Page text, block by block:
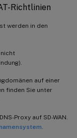
Richtlinien
werden in den
auf einer
finden Sie unter
Proxy auf SD-WAN.
.